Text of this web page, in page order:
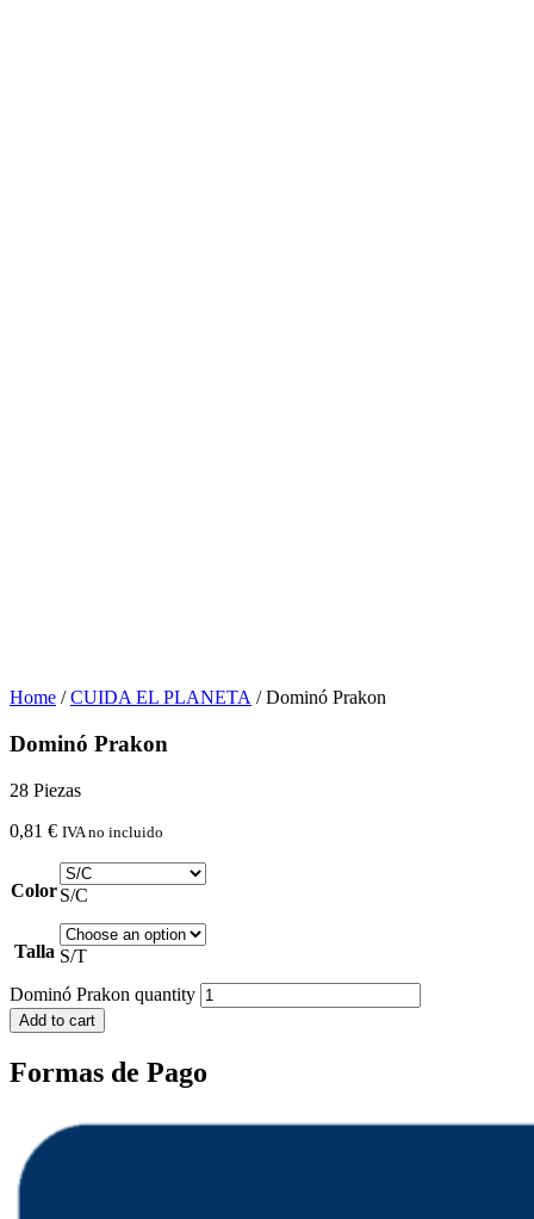
Home /CUIDA EL PLANETA / Dominó Prakon
Dominó Prakon
28 Piezas
0,81 € IVA no incluido
ColorS/C
Talla S/T
Dominó Prakon quantity
Add to cart
Formas de Pago